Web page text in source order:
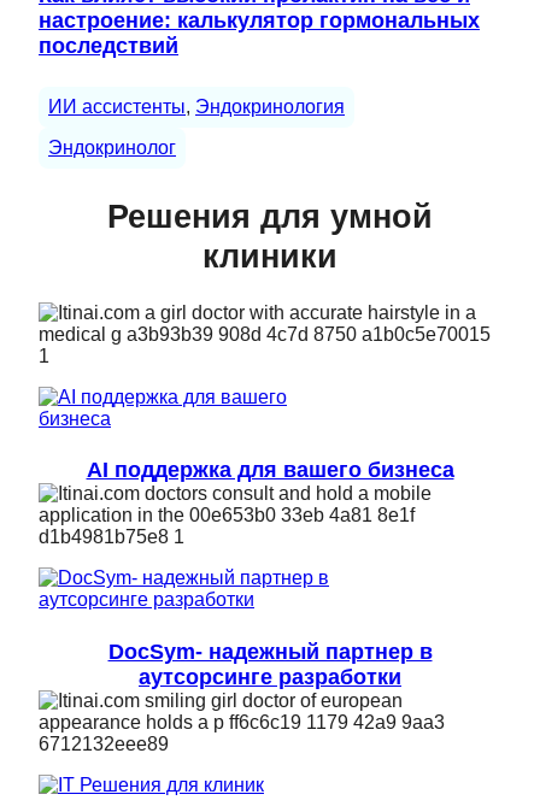
настроение: калькулятор гормональных
последствий
ИИ ассистенты, Эндокринология
Эндокринолог
Решения для умной
клиники
AI поддержка для вашего бизнеса
DocSym- надежный партнер в
аутсорсинге разработки